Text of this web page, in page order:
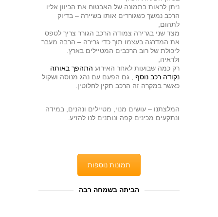
ניתן לראות בתמונה של האבטוח את הכיוון אליו
הרכב נמשך כשגוררים אותו בשיירה – בדיוק
לתהום,
מצד שני בגרירה צמודה הרכב הגורר צריך לטפס
את המדרגה בעצמו תוך כדי גרירה – הרבה מעבר
ליכולת של רוב הרכבים המטיילים בארץ.
ולראיה,
רק כמה שבועות לאחר האירוע התהפך באותה
נקודה רכב נוסף
, גם הפעם עם נהג מנוסה ושקול
כאשר במקרה זה הרכב תקין לחלוטין.
המלצתנו – עושים מנוי, מטיילים ונהנים, במידה
ונתקעים מכינים קפה ונותנים לנו להזיע.
תמונות נוספות
הביתה בשמחה רבה